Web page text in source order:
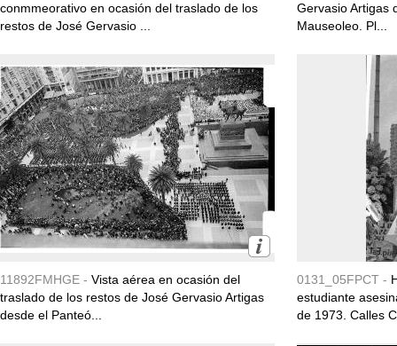
conmmeorativo en ocasión del traslado de los
restos de José Gervasio ...
Gervasio Artigas
Mauseoleo. Pl...
11892FMHGE - Vista aérea en ocasión del
traslado de los restos de José Gervasio Artigas
desde el Panteó...
0131_05FPCT -
estudiante
de 1973. Calles